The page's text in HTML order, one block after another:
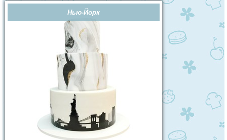
Нью-Йорк